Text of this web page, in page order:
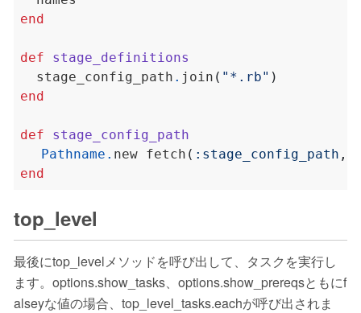
end
def
stage_definitions
  stage_config_path
. join ( "*.rb" )
end
def
stage_config_path
Pathname . new fetch ( :stage_config_path ,
end
top_level
最後にtop_levelメソッドを呼び出して、タスクを実行し
ます。options.show_tasks、options.show_prereqsともにf
alseyな値の場合、top_level_tasks.eachが呼び出されま